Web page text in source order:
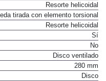
Resorte helicoidal
tirada con elemento torsional
Resorte helicoidal
Sí
No
Disco ventilado
280 mm
Disco